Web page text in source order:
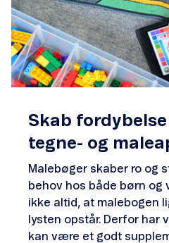
Skab
tegne- og
Malebøger skaber ro og
behov hos både børn og
ikke altid, at malebogen
lysten opstår. Derfor har
kan være et godt